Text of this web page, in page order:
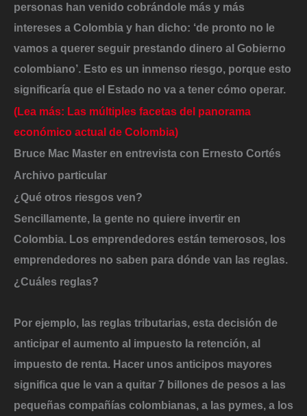
personas han venido cobrándole más y más
intereses a Colombia y han dicho: ‘de pronto no le
vamos a querer seguir prestando dinero al Gobierno
colombiano’. Esto es un inmenso riesgo, porque esto
significaría que el Estado no va a tener cómo operar.
(Lea más: Las múltiples facetas del panorama
económico actual de Colombia)
Bruce Mac Master en entrevista con Ernesto Cortés
Archivo particular
¿Qué otros riesgos ven?
Sencillamente, la gente no quiere invertir en
Colombia. Los emprendedores están temerosos, los
emprendedores no saben para dónde van las reglas.
¿Cuáles reglas?
Por ejemplo, las reglas tributarias, esta decisión de
anticipar el aumento al impuesto la retención, al
impuesto de renta. Hacer unos anticipos mayores
significa que le van a quitar 7 billones de pesos a las
pequeñas compañías colombianas, a las pymes, a los